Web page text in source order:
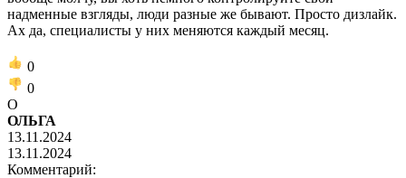
надменные взгляды, люди разные же бывают. Просто дизлайк.
Ах да, специалисты у них меняются каждый месяц.
0
0
О
ОЛЬГА
13.11.2024
13.11.2024
Комментарий: